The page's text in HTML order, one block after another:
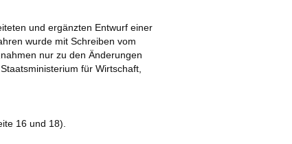
und ergänzten Entwurf einer
wurde mit Schreiben vom
nur zu den Änderungen
für Wirtschaft,
16 und 18).